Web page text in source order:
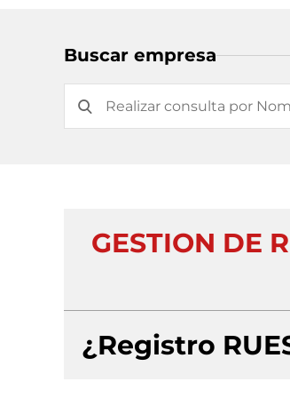
Buscar empresa
GESTION DE
¿Registro